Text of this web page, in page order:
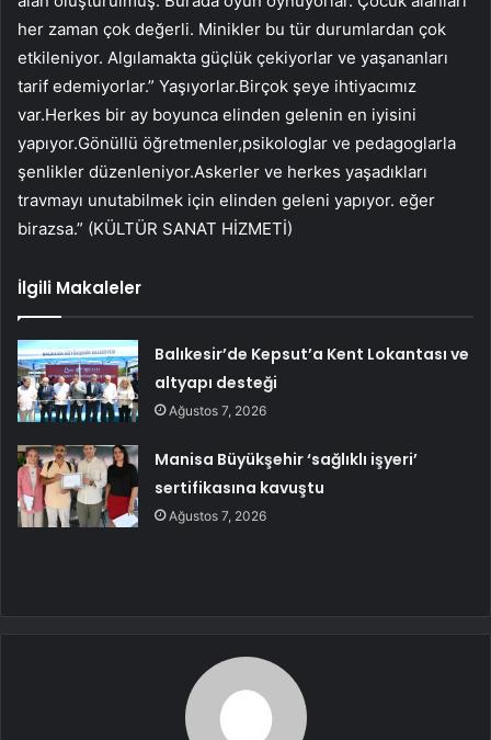
her zaman çok değerli. Minikler bu tür durumlardan çok
etkileniyor. Algılamakta güçlük çekiyorlar ve yaşananları
tarif edemiyorlar.” Yaşıyorlar.Birçok şeye ihtiyacımız
var.Herkes bir ay boyunca elinden gelenin en iyisini
yapıyor.Gönüllü öğretmenler,psikologlar ve pedagoglarla
şenlikler düzenleniyor.Askerler ve herkes yaşadıkları
travmayı unutabilmek için elinden geleni yapıyor. eğer
birazsa.” (KÜLTÜR SANAT HİZMETİ)
İlgili Makaleler
Balıkesir’de Kepsut’a Kent Lokantası ve
altyapı desteği
Ağustos 7, 2026
Manisa Büyükşehir ‘sağlıklı işyeri’
sertifikasına kavuştu
Ağustos 7, 2026